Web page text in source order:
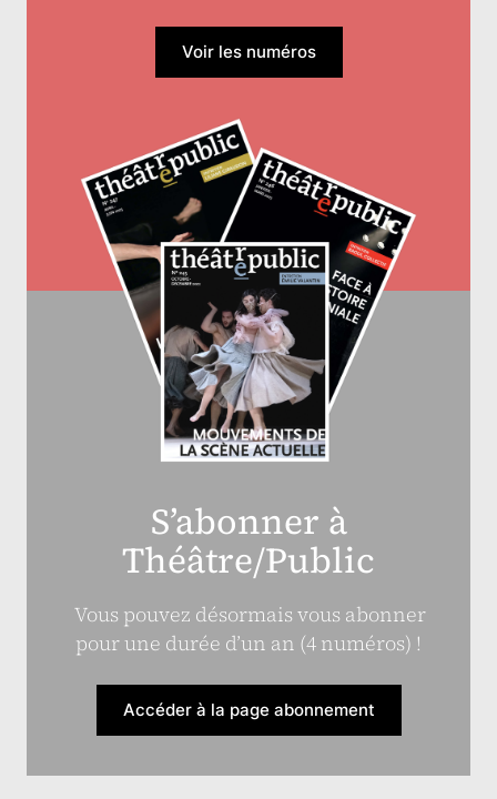
Voir les numéros
S’abonner à
Théâtre/Public
Vous pouvez désormais vous abonner
pour une durée d’un an (4 numéros) !
Accéder à la page abonnement